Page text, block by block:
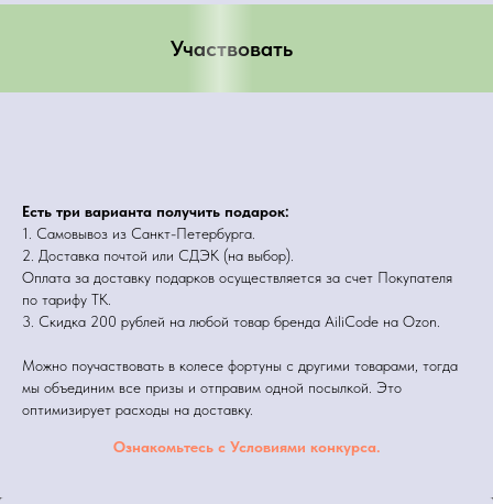
Участвовать
Есть три варианта получить подарок:
1. Самовывоз из Санкт-Петербурга.
2. Доставка почтой или СДЭК (на выбор).
Оплата за доставку подарков осуществляется за счет Покупателя
по тарифу ТК.
3. Скидка 200 рублей на любой товар бренда AiliCode на Ozon.
Можно поучаствовать в колесе фортуны с другими товарами, тогда
мы объединим все призы и отправим одной посылкой. Это
оптимизирует расходы на доставку.
Ознакомьтесь с Условиями конкурса.